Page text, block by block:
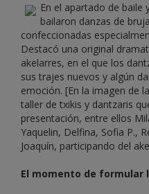
En el apartado de baile
bailaron danzas de
confeccionadas
Destacó una original
akelarres, en el que los
sus trajes nuevos y algún
emoción. [En la imagen de
taller de txikis y dantzaris
presentación, entre ellos
Yaquelin, Delfina, Sofia P.,
Joaquín, participando del
El momento de formular